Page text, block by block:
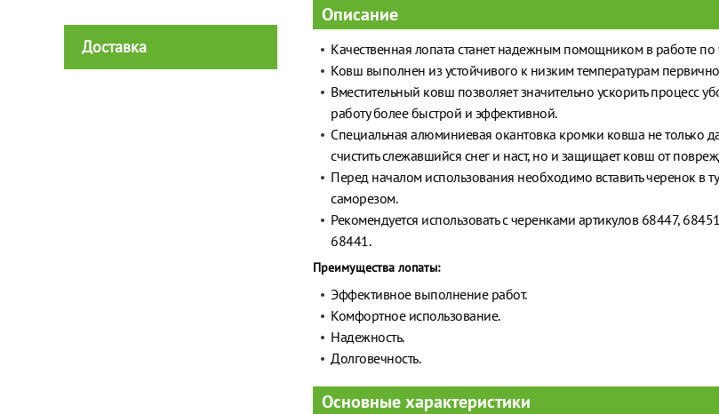
Доставка
Описание
Качественная лопата станет надежным помощником в работе по
Ковш выполнен из устойчивого к низким температурам
Вместительный ковш позволяет значительно ускорить процесс
работу более быстрой и эффективной.
Специальная алюминиевая окантовка кромки ковша не только
счистить слежавшийся снег и наст, но и защищает ковш от
Перед началом использования необходимо вставить черенок в
саморезом.
Рекомендуется использовать с черенками артикулов 68447,
68441.
Преимущества лопаты:
Эффективное выполнение работ.
Комфортное использование.
Надежность.
Долговечность.
Основные характеристики